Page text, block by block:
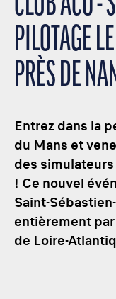
PILOTAGE
PRÈS DE
Entrez dans la
du Mans et
des
! Ce nouvel
Saint-
entièrement
de Loire-